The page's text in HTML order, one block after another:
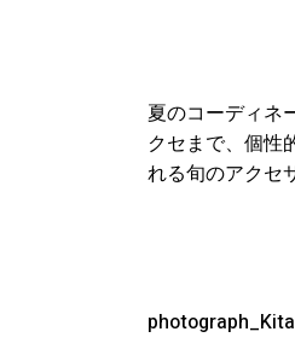
夏のコーディネ
クセまで、個性
れる旬のアクセ